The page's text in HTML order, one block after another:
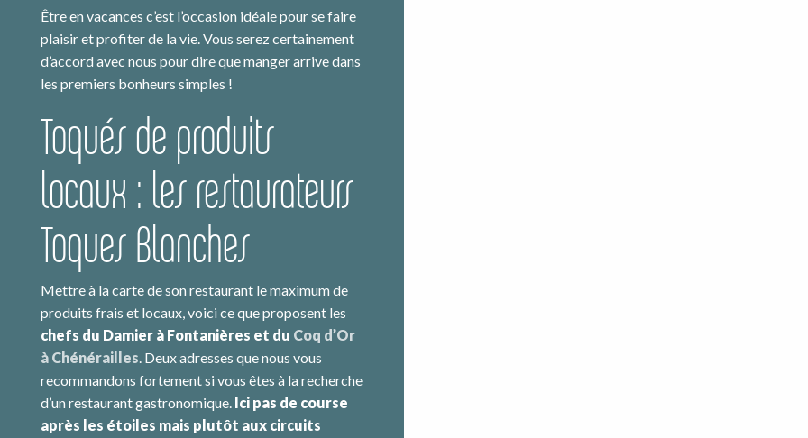
Être en vacances c’est l’occasion idéale pour se faire
plaisir et profiter de la vie. Vous serez certainement
d’accord avec nous pour dire que manger arrive dans
les premiers bonheurs simples !
Toqués de produits
locaux : les restaurateurs
Toques Blanches
Mettre à la carte de son restaurant le maximum de
produits frais et locaux, voici ce que proposent les
chefs du Damier à Fontanières et du Coq d’Or
à Chénérailles. Deux adresses que nous vous
recommandons fortement si vous êtes à la recherche
d’un restaurant gastronomique. Ici pas de course
après les étoiles mais plutôt aux circuits